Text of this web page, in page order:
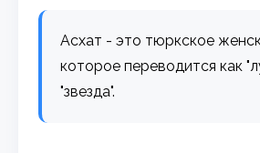
Асхат - это тюркское
которое переводится как
"звезда".